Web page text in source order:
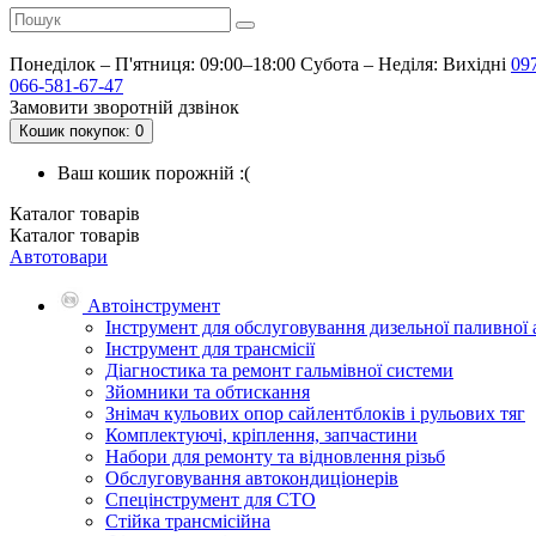
Понеділок – П'ятниця: 09:00–18:00 Субота – Неділя: Вихідні
066-581-67-47
Замовити зворотній дзвінок
Кошик покупок: 0
Ваш кошик порожній :(
Каталог товарів
Каталог товарів
Автотовари
Автоінструмент
Інструмент для обслуговування дизельної паливної
Інструмент для трансмісії
Діагностика та ремонт гальмівної системи
Зйомники та обтискання
Знімач кульових опор сайлентблоків і рульових тяг
Комплектуючі, кріплення, запчастини
Набори для ремонту та відновлення різьб
Обслуговування автокондиціонерів
Спецінструмент для СТО
Стійка трансмісійна